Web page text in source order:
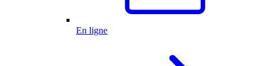
En ligne